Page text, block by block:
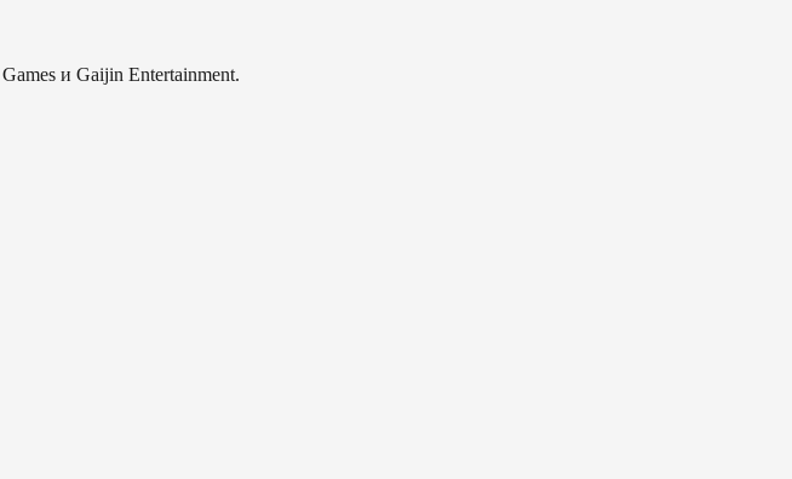
и Gaijin Entertainment.